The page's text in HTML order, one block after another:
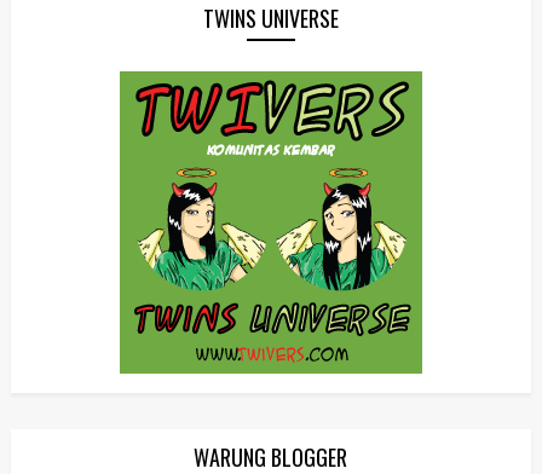
TWINS UNIVERSE
WARUNG BLOGGER